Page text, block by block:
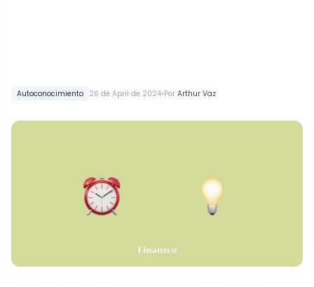
Autoconocimiento 26 de April de 2024•Por Arthur Vaz